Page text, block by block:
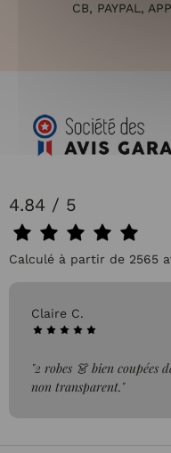
CB, PAYPAL,
4.84 / 5
Calculé à partir de 2565
Claire C.
"2 robes 👗 bien coupées
non transparent."